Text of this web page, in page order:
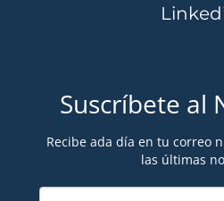
Suscríbete al
Recibe ada día en tu correo
las últimas